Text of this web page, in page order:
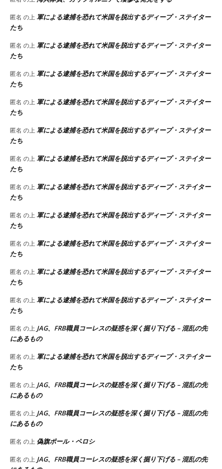
匿名 の上 軍による逮捕を恐れて米国を脱出するディープ・ステイター
たち
匿名 の上 軍による逮捕を恐れて米国を脱出するディープ・ステイター
たち
匿名 の上 軍による逮捕を恐れて米国を脱出するディープ・ステイター
たち
匿名 の上 軍による逮捕を恐れて米国を脱出するディープ・ステイター
たち
匿名 の上 軍による逮捕を恐れて米国を脱出するディープ・ステイター
たち
匿名 の上 軍による逮捕を恐れて米国を脱出するディープ・ステイター
たち
匿名 の上 軍による逮捕を恐れて米国を脱出するディープ・ステイター
たち
匿名 の上 軍による逮捕を恐れて米国を脱出するディープ・ステイター
たち
匿名 の上 軍による逮捕を恐れて米国を脱出するディープ・ステイター
たち
匿名 の上 軍による逮捕を恐れて米国を脱出するディープ・ステイター
たち
匿名 の上 軍による逮捕を恐れて米国を脱出するディープ・ステイター
たち
匿名 の上 JAG、FRB職員コーレスの疑惑を深く掘り下げる – 混乱の先
にあるもの
匿名 の上 軍による逮捕を恐れて米国を脱出するディープ・ステイター
たち
匿名 の上 JAG、FRB職員コーレスの疑惑を深く掘り下げる – 混乱の先
にあるもの
匿名 の上 JAG、FRB職員コーレスの疑惑を深く掘り下げる – 混乱の先
にあるもの
匿名 の上 偽旗ポール・ペロシ
匿名 の上 JAG、FRB職員コーレスの疑惑を深く掘り下げる – 混乱の先